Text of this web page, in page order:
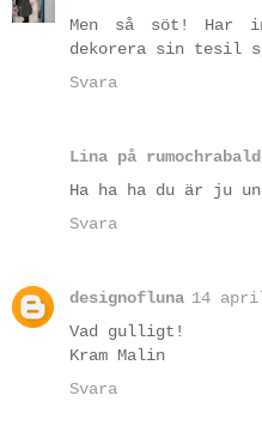
Men så söt! Har
dekorera sin tesil
Svara
Lina på
Ha ha ha du är ju
Svara
designofluna 14
Vad gulligt!
Kram Malin
Svara